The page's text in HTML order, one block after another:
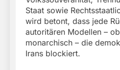
Staat sowie
wird betont, dass jede
autoritären Modellen –
monarchisch – die
Irans blockiert.